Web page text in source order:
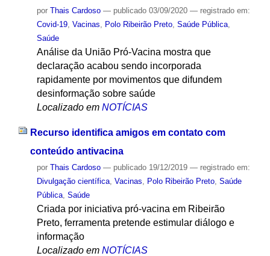
por Thais Cardoso — publicado03/09/2020 — registrado em:
Covid-19, Vacinas Polo Ribeirão Preto, Saúde Pública,
Saúde
Análise da União Pró-Vacina mostra que
declaração acabou sendo incorporada
rapidamente por movimentos que difundem
desinformação sobre saúde
Localizado em NOTÍCIAS
Recurso identifica amigos em contato com
conteúdo antivacina
por Thais Cardoso — publicado19/12/2019 — registrado em:
Divulgação científica, Vacinas, Polo Ribeirão Preto, Saúde
Pública, Saúde
Criada por iniciativa pró-vacina em Ribeirão
Preto, ferramenta pretende estimular diálogo e
informação
Localizado em NOTÍCIAS